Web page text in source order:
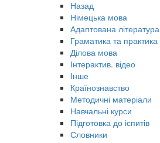
Назад
Німецька мова
Адаптована література
Граматика та практика
Ділова мова
Інтерактив. відео
Інше
Країнознавство
Методичні матеріали
Навчальні курси
Підготовка до іспитів
Словники